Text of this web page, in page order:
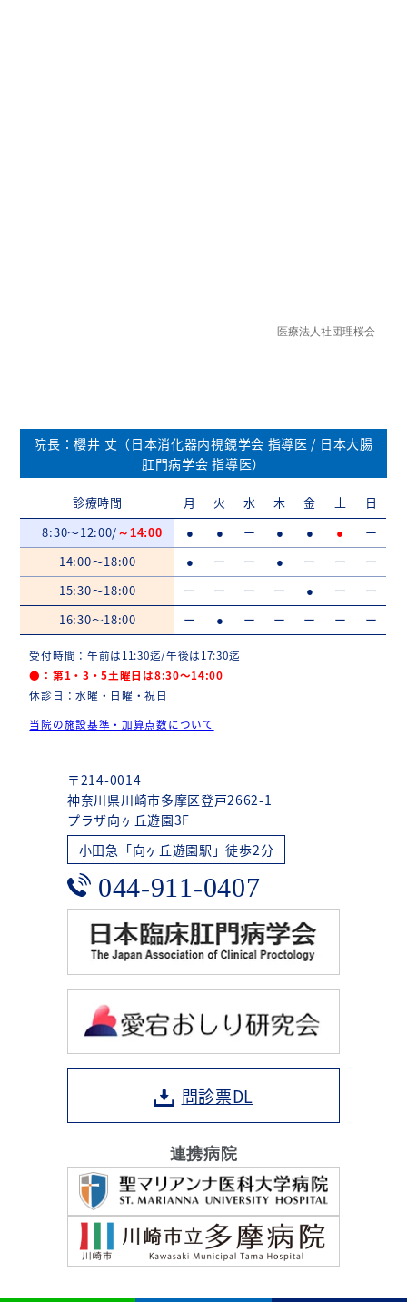
院長：櫻井 丈（日本消化器内視鏡学会 指導医 / 日本大腸
肛門病学会 指導医）
診療時間 月 火 水 木 金 土
日
8:30～12:00/ ～14:00 ● ● ー ● ● ●
ー
14:00～18:00
● ー ー ● ー ー
ー
15:30～18:00
ー ー ー ー ● ー
ー
16:30～18:00
ー ● ー ー ー ー ー
受付時間：午前は11:30迄/午後は17:30迄
●：第1・3・5土曜日は8:30～14:00
休診日：水曜・日曜・祝日
当院の施設基準・加算点数について
〒214-0014
神奈川県川崎市多摩区登戸2662-1
プラザ向ヶ丘遊園3F
小田急「向ヶ丘遊園駅」徒歩2分
044-911-0407
問診票DL
連携病院